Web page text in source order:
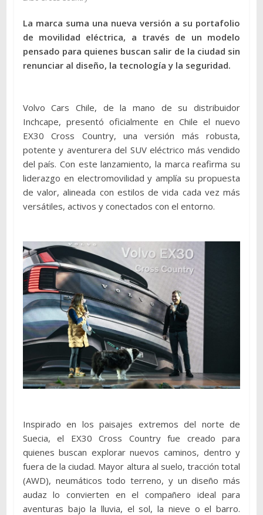
La marca suma una nueva versión a su portafolio
de movilidad eléctrica, a través de un modelo
pensado para quienes buscan salir de la ciudad sin
renunciar al diseño, la tecnología y la seguridad.
Volvo Cars Chile, de la mano de su distribuidor
Inchcape, presentó oficialmente en Chile el nuevo
EX30 Cross Country, una versión más robusta,
potente y aventurera del SUV eléctrico más vendido
del país. Con este lanzamiento, la marca reafirma su
liderazgo en electromovilidad y amplía su propuesta
de valor, alineada con estilos de vida cada vez más
versátiles, activos y conectados con el entorno.
Inspirado en los paisajes extremos del norte de
Suecia, el EX30 Cross Country fue creado para
quienes buscan explorar nuevos caminos, dentro y
fuera de la ciudad. Mayor altura al suelo, tracción total
(AWD), neumáticos todo terreno, y un diseño más
audaz lo convierten en el compañero ideal para
aventuras bajo la lluvia, el sol, la nieve o el barro.